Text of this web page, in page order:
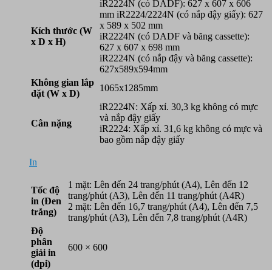
Kích thước (W
x D x H)
iR2224N (có DADF): 627 x 607 x 606
mm iR2224/2224N (có nắp đậy giấy): 627
x 589 x 502 mm
iR2224N (có DADF và băng cassette):
627 x 607 x 698 mm
iR2224N (có nắp đậy và băng cassette):
627x589x594mm
Không gian lắp
đặt (W x D)
1065x1285mm
Cân nặng
iR2224N: Xấp xỉ. 30,3 kg không có mực
và nắp đậy giấy
iR2224: Xấp xỉ. 31,6 kg không có mực và
bao gồm nắp đậy giấy
In
Tốc độ
in (Đen
trắng)
1 mặt: Lên đến 24 trang/phút (A4), Lên đến 12
trang/phút (A3), Lên đến 11 trang/phút (A4R)
2 mặt: Lên đến 16,7 trang/phút (A4), Lên đến 7,5
trang/phút (A3), Lên đến 7,8 trang/phút (A4R)
Độ
phân
giải in
(dpi)
600 × 600